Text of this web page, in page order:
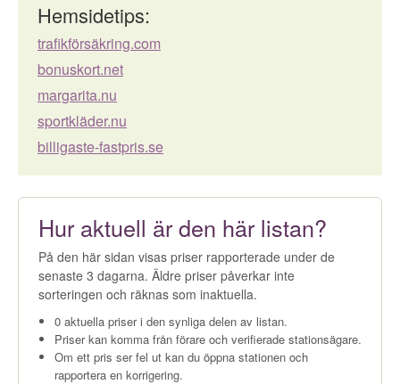
Hemsidetips:
trafikförsäkring.com
bonuskort.net
margarita.nu
sportkläder.nu
billigaste-fastpris.se
Hur aktuell är den här listan?
På den här sidan visas priser rapporterade under de
senaste 3 dagarna. Äldre priser påverkar inte
sorteringen och räknas som inaktuella.
0 aktuella priser i den synliga delen av listan.
Priser kan komma från förare och verifierade stationsägare.
Om ett pris ser fel ut kan du öppna stationen och
rapportera en korrigering.